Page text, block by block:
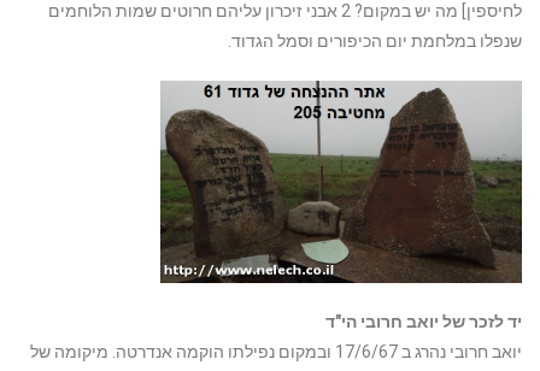
לחיספין] מה יש במקום? 2 אבני זיכרון עליהם חרוטים שמות הלוחמים
שנפלו במלחמת יום הכיפורים וסמל הגדוד.
יד לזכר של יואב חרובי הי"ד
יואב חרובי נהרג ב 17/6/67 ובמקום נפילתו הוקמה אנדרטה. מיקומה של